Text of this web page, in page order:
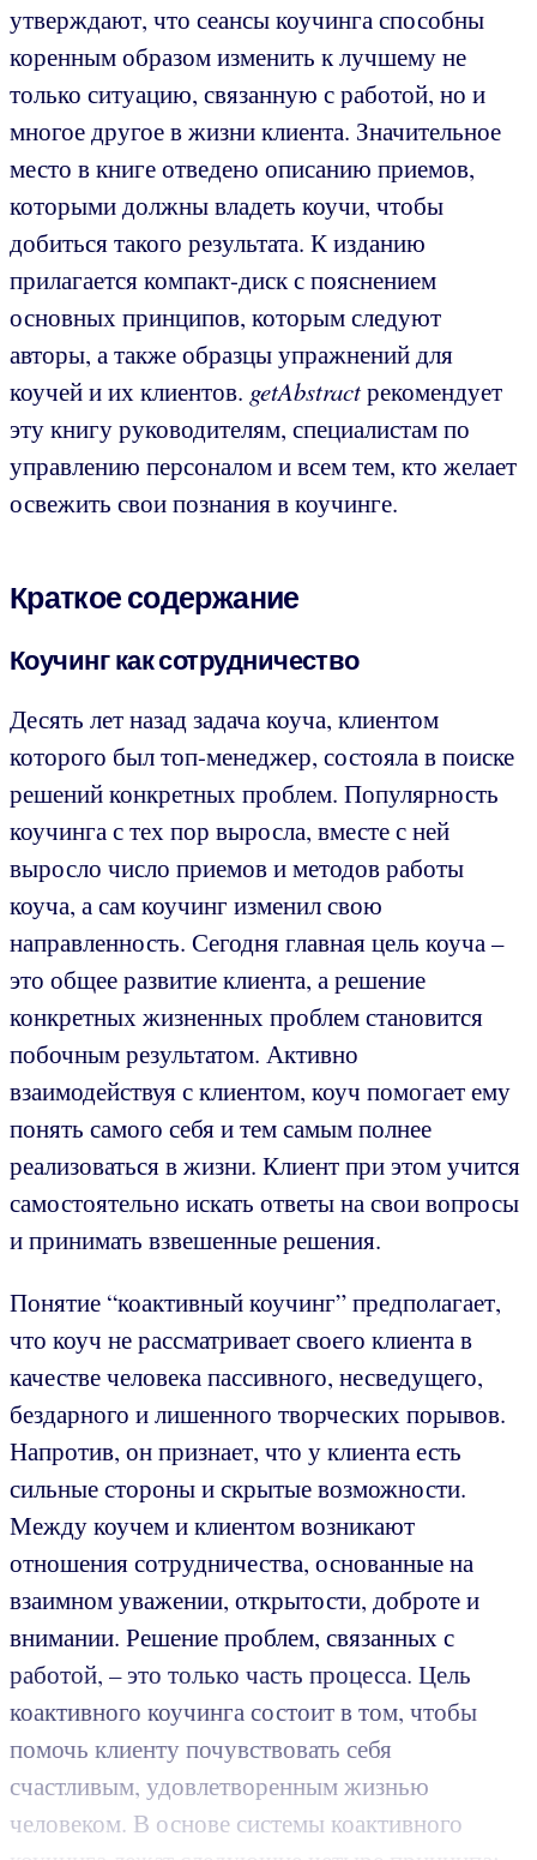
утверждают, что сеансы коучинга способны
коренным образом изменить к лучшему не
только ситуацию, связанную с работой, но и
многое другое в жизни клиента. Значительное
место в книге отведено описанию приемов,
которыми должны владеть коучи, чтобы
добиться такого результата. К изданию
прилагается компакт-диск с пояснением
основных принципов, которым следуют
авторы, а также образцы упражнений для
коучей и их клиентов. getAbstractрекомендует
эту книгу руководителям, специалистам по
управлению персоналом и всем тем, кто желает
освежить свои познания в коучинге.
Краткое содержание
Коучинг как сотрудничество
Десять лет назад задача коуча, клиентом
которого был топ-менеджер, состояла в поиске
решений конкретных проблем. Популярность
коучинга с тех пор выросла, вместе с ней
выросло число приемов и методов работы
коуча, а сам коучинг изменил свою
направленность. Сегодня главная цель коуча –
это общее развитие клиента, а решение
конкретных жизненных проблем становится
побочным результатом. Активно
взаимодействуя с клиентом, коуч помогает ему
понять самого себя и тем самым полнее
реализоваться в жизни. Клиент при этом учится
самостоятельно искать ответы на свои вопросы
и принимать взвешенные решения.
Понятие “коактивный коучинг” предполагает,
что коуч не рассматривает своего клиента в
качестве человека пассивного, несведущего,
бездарного и лишенного творческих порывов.
Напротив, он признает, что у клиента есть
сильные стороны и скрытые возможности.
Между коучем и клиентом возникают
отношения сотрудничества, основанные на
взаимном уважении, открытости, доброте и
внимании. Решение проблем, связанных с
работой, – это только часть процесса. Цель
коактивного коучинга состоит в том, чтобы
помочь клиенту почувствовать себя
счастливым, удовлетворенным жизнью
человеком. В основе системы коактивного